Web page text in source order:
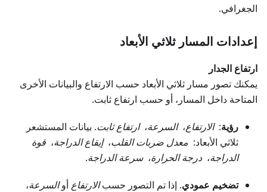
الجغرافي.
إعدادات المسار ثلاثي الأبعاد
ارتفاع الجدار
يمكنك تصور مسار ثلاثي الأبعاد حسب الارتفاع والبيانات الأخرى
المتاحة داخل المسار، أو حسب ارتفاع ثابت.
رؤية:الارتفاع،السرعة،ارتفاع ثابت. بيانات المستشعر
ثلاثي الأبعاد: معدل ضربات القلب،إيقاع الدراجة، قوة
الدراجة، درجة الحرارة،سرعة الدراجة.
تضخيم عمودي. إذا تم التصور حسبالارتفاع أوالسرعة،